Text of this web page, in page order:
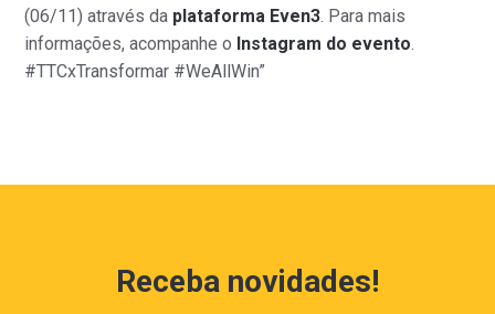
(06/11) através da plataforma Even3. Para mais
informações, acompanhe o Instagram do evento.
#TTCxTransformar #WeAllWin”
Receba novidades!